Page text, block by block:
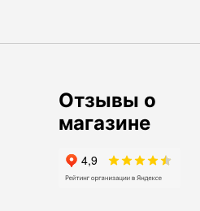
Анемометры,
Показать еще
Отзывы о
магазине